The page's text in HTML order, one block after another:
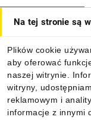
Na tej stronie są
Plików cookie
aby oferować
naszej witrynie.
witryny,
reklamowym i
informacje z innymi
Informacje